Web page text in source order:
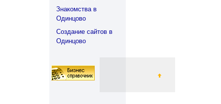
Знакомства в
Одинцово
Создание сайтов в
Одинцово